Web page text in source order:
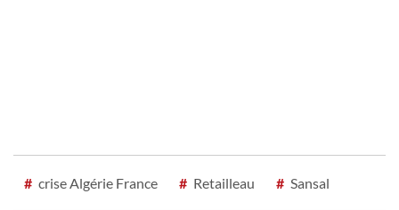
# crise Algérie France # Retailleau # Sansal